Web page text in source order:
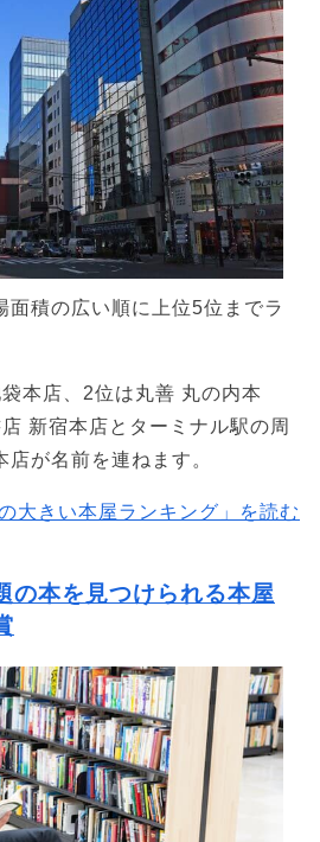
面積の広い順に上位5位までラ
本店、2位は丸善 丸の内本
新宿本店とターミナル駅の周
が名前を連ねます。
大きい本屋ランキング」を読む
の本を見つけられる本屋